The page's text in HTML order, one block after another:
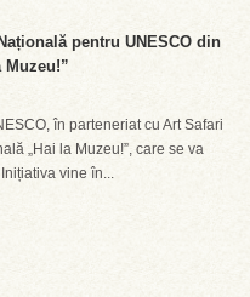
pentru UNESCO din
Muzeu!”
în parteneriat cu Art Safari
„Hai la Muzeu!”, care se va
vine în...